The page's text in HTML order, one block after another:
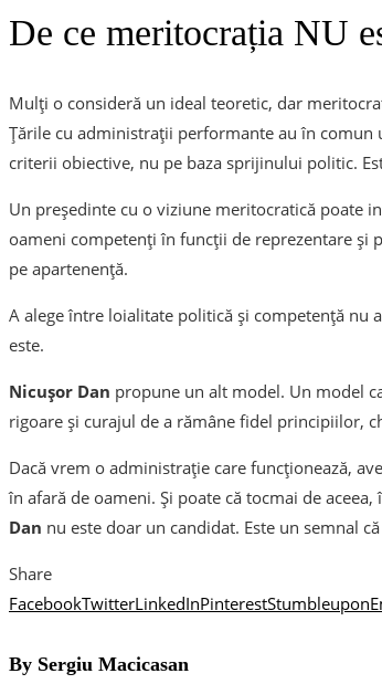
De ce meritocrația NU
Mulți o consideră un ideal teoretic, dar
Țările cu administrații performante au în
criterii obiective, nu pe baza sprijinului politic.
Un președinte cu o viziune meritocratică poate
oameni competenți în funcții de reprezentare și
pe apartenență.
A alege între loialitate politică și competență nu
este.
Nicușor Dan propune un alt model. Un model
rigoare și curajul de a rămâne fidel principiilor,
Dacă vrem o administrație care funcționează,
în afară de oameni. Și poate că tocmai de
Dan nu este doar un candidat. Este un semnal
Share
FacebookTwitterLinkedInPinterestStumbleupon
By Sergiu Macicasan